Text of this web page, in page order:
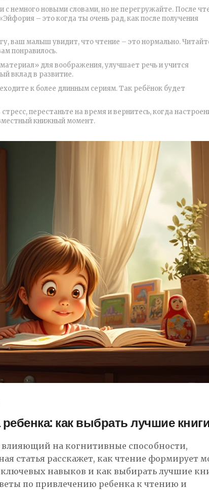
немного новыми словами, но не перегружайте. После
– это когда ты очень рад, как после получения
ваш малыш увидит, что чтение – это нормально.
понравилось.
для воображения, улучшает речь и учится
вклад в развитие.
к более длинным сериям. Так ребёнок будет
перестаньте на время и вернитесь, когда
книжный момент.
как выбрать лучшие книги
влияющий на когнитивные способности,
статья расскажет, как чтение формирует
навыков и как выбирать лучшие
по привлечению ребенка к чтению и